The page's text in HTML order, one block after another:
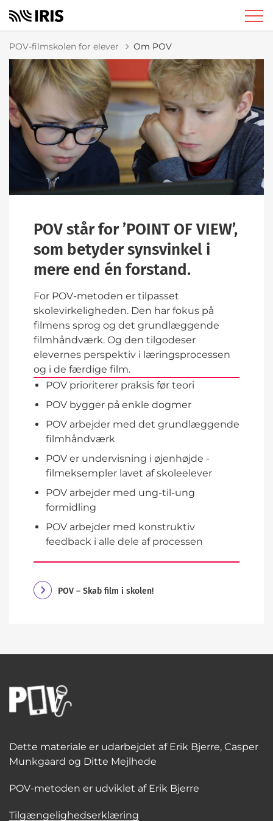
POV-filmskolen for elever Om POV
POV står for ’POINT OF VIEW’,
som betyder synsvinkel i
mere end én forstand.
For POV-metoden er tilpasset
skolevirkeligheden. Den har fokus på
filmens sprog og det grundlæggende
filmhåndværk. Og den tilgodeser
elevernes perspektiv i læringsprocessen
og i de færdige film.
POV prioriterer praksis før teori
POV bygger på enkle dogmer
POV arbejder med det grundlæggende
filmhåndværk
POV er undervisning i øjenhøjde -
filmeksempler lavet af skoleelever
POV arbejder med ung-til-ung
formidling
POV arbejder med konstruktiv
feedback i alle dele af processen
POV – Skab film i skolen!
Dette materiale er udarbejdet af Erik Bjerre, Casper
Munkgaard og Ditte Mejlhede
POV-metoden er udviklet af Erik Bjerre
Tilgængelighedserklæring